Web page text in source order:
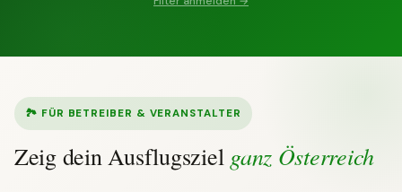
🏞 FÜR BETREIBER & VERANSTALTER
Zeig dein Ausflugsziel ganz Österreich